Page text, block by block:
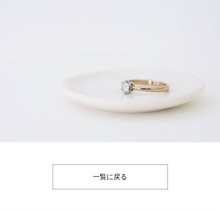
一覧に戻る